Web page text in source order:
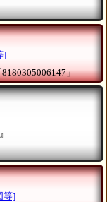
]
」
』
等]